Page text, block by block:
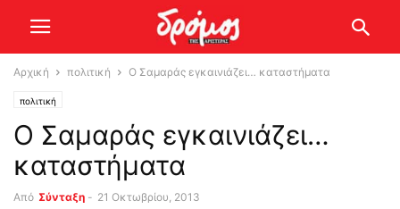
Αρχική πολιτική Ο Σαμαράς εγκαινιάζει… καταστήματα
πολιτική
Ο Σαμαράς εγκαινιάζει…
καταστήματα
Από Σύνταξη - 21 Οκτωβρίου, 2013